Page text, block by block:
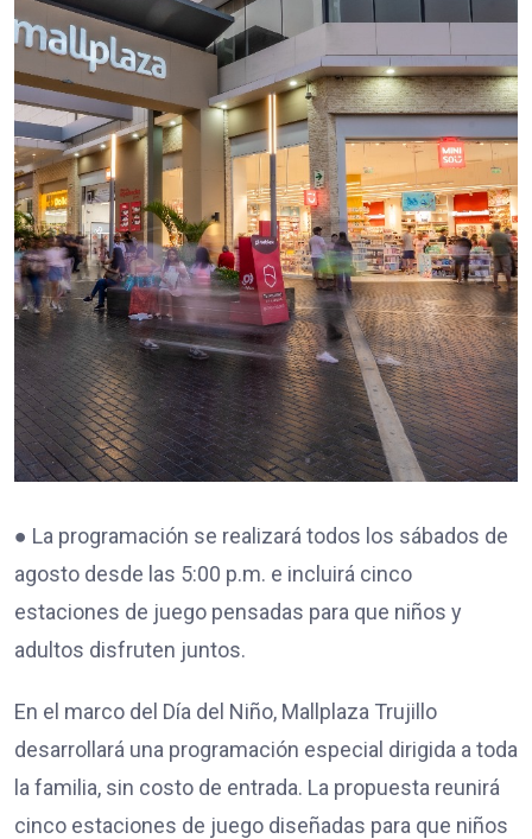
● La programación se realizará todos los sábados de
agosto desde las 5:00 p.m. e incluirá cinco
estaciones de juego pensadas para que niños y
adultos disfruten juntos.
En el marco del Día del Niño, Mallplaza Trujillo
desarrollará una programación especial dirigida a toda
la familia, sin costo de entrada. La propuesta reunirá
cinco estaciones de juego diseñadas para que niños